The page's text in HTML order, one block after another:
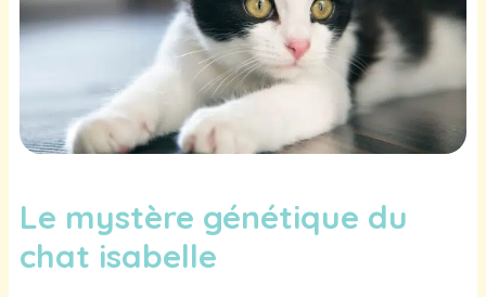
Le mystère génétique du
chat isabelle